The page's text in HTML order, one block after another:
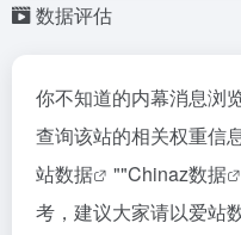
数据评估
你不知道的内幕消息浏
查询该站的相关权重信
站数据
""Chinaz数据
考，建议大家请以爱站